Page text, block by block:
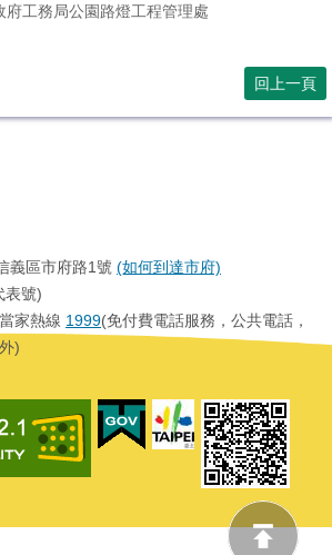
府工務局公園路燈工程管理處
回上一頁
義區市府路1號 (如何到達市府)
表號)
家熱線 1999(免付費電話服務，公共電話，
外)